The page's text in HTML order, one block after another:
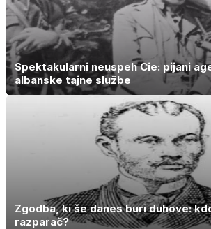
Spektakularni neuspeh Cie: pijani
albanske tajne službe
Zgodba, ki še danes buri duhove:
razparač?